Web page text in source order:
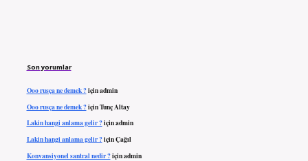
Son yorumlar
Ooo rusça ne demek ?içinadmin
Ooo rusça ne demek ?içinTunç Altay
Lakin hangi anlama gelir ?içinadmin
Lakin hangi anlama gelir ?içinÇağıl
Konvansiyonel santral nedir ?içinadmin